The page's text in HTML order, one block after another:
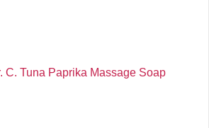
C. Tuna Paprika Massage Soap